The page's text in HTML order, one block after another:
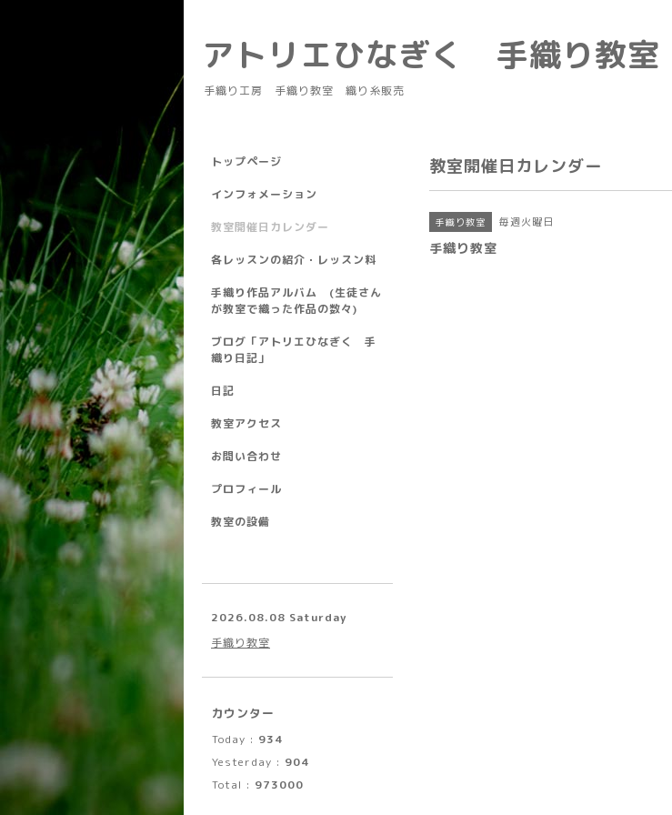
アトリエひなぎく 手織り教室
手織り工房 手織り教室 織り糸販売
教室開催日カレンダー
手織り教室 毎週火曜日
手織り教室
トップページ
インフォメーション
教室開催日カレンダー
各レッスンの紹介・レッスン料
手織り作品アルバム (生徒さん
が教室で織った作品の数々)
ブログ「アトリエひなぎく 手
織り日記」
日記
教室アクセス
お問い合わせ
プロフィール
教室の設備
2026.08.08 Saturday
手織り教室
カウンター
Today : 934
Yesterday : 904
Total : 973000